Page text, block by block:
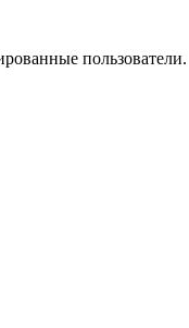
пользователи.